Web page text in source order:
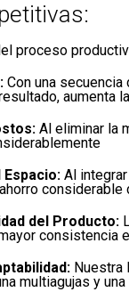
proceso
Con una
aumenta
Al eliminar la
Al
considerable
del Producto:
consistencia
multiagujas y